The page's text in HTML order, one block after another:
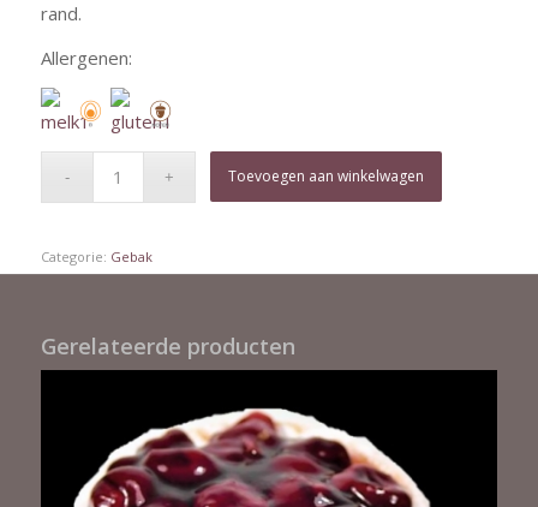
rand.
Allergenen:
Toevoegen aan winkelwagen
Categorie: Gebak
Gerelateerde producten